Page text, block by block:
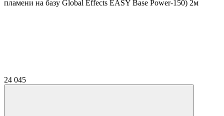
пламени на базу Global Effects EASY Base Power-150) 2м
24 045